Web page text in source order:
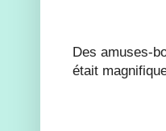
Des amuses-
était